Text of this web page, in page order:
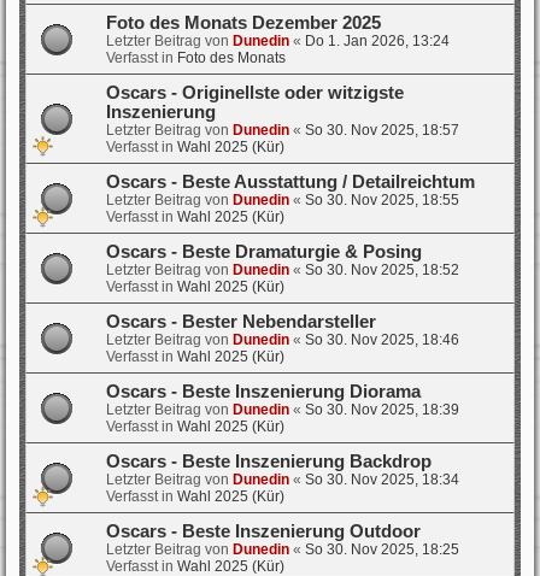
Foto des Monats Dezember 2025
Letzter Beitrag von Dunedin « Do 1. Jan 2026, 13:24
Verfasst in Foto des Monats
Oscars - Originellste oder witzigste
Inszenierung
Letzter Beitrag von Dunedin « So 30. Nov 2025, 18:57
Verfasst in Wahl 2025 (Kür)
Oscars - Beste Ausstattung / Detailreichtum
Letzter Beitrag von Dunedin « So 30. Nov 2025, 18:55
Verfasst in Wahl 2025 (Kür)
Oscars - Beste Dramaturgie & Posing
Letzter Beitrag von Dunedin « So 30. Nov 2025, 18:52
Verfasst in Wahl 2025 (Kür)
Oscars - Bester Nebendarsteller
Letzter Beitrag von Dunedin « So 30. Nov 2025, 18:46
Verfasst in Wahl 2025 (Kür)
Oscars - Beste Inszenierung Diorama
Letzter Beitrag von Dunedin « So 30. Nov 2025, 18:39
Verfasst in Wahl 2025 (Kür)
Oscars - Beste Inszenierung Backdrop
Letzter Beitrag von Dunedin « So 30. Nov 2025, 18:34
Verfasst in Wahl 2025 (Kür)
Oscars - Beste Inszenierung Outdoor
Letzter Beitrag von Dunedin « So 30. Nov 2025, 18:25
Verfasst in Wahl 2025 (Kür)